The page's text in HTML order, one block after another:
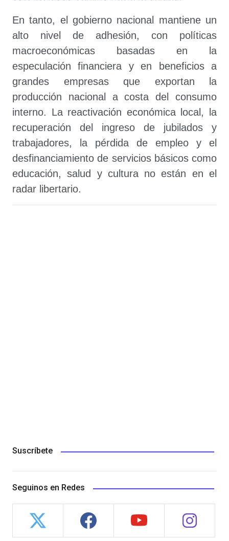
En tanto, el gobierno nacional mantiene un
alto nivel de adhesión, con políticas
macroeconómicas basadas en la
especulación financiera y en beneficios a
grandes empresas que exportan la
producción nacional a costa del consumo
interno. La reactivación económica local, la
recuperación del ingreso de jubilados y
trabajadores, la pérdida de empleo y el
desfinanciamiento de servicios básicos como
educación, salud y cultura no están en el
radar libertario.
Suscríbete
Seguinos en Redes